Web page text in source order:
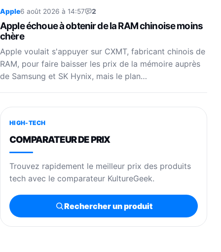
Apple6 août 2026 à 14:57 2
Apple échoue à obtenir de la RAM chinoise moins
chère
Apple voulait s'appuyer sur CXMT, fabricant chinois de
RAM, pour faire baisser les prix de la mémoire auprès
de Samsung et SK Hynix, mais le plan…
HIGH-TECH
COMPARATEUR DE PRIX
Trouvez rapidement le meilleur prix des produits
tech avec le comparateur KultureGeek.
Rechercher un produit